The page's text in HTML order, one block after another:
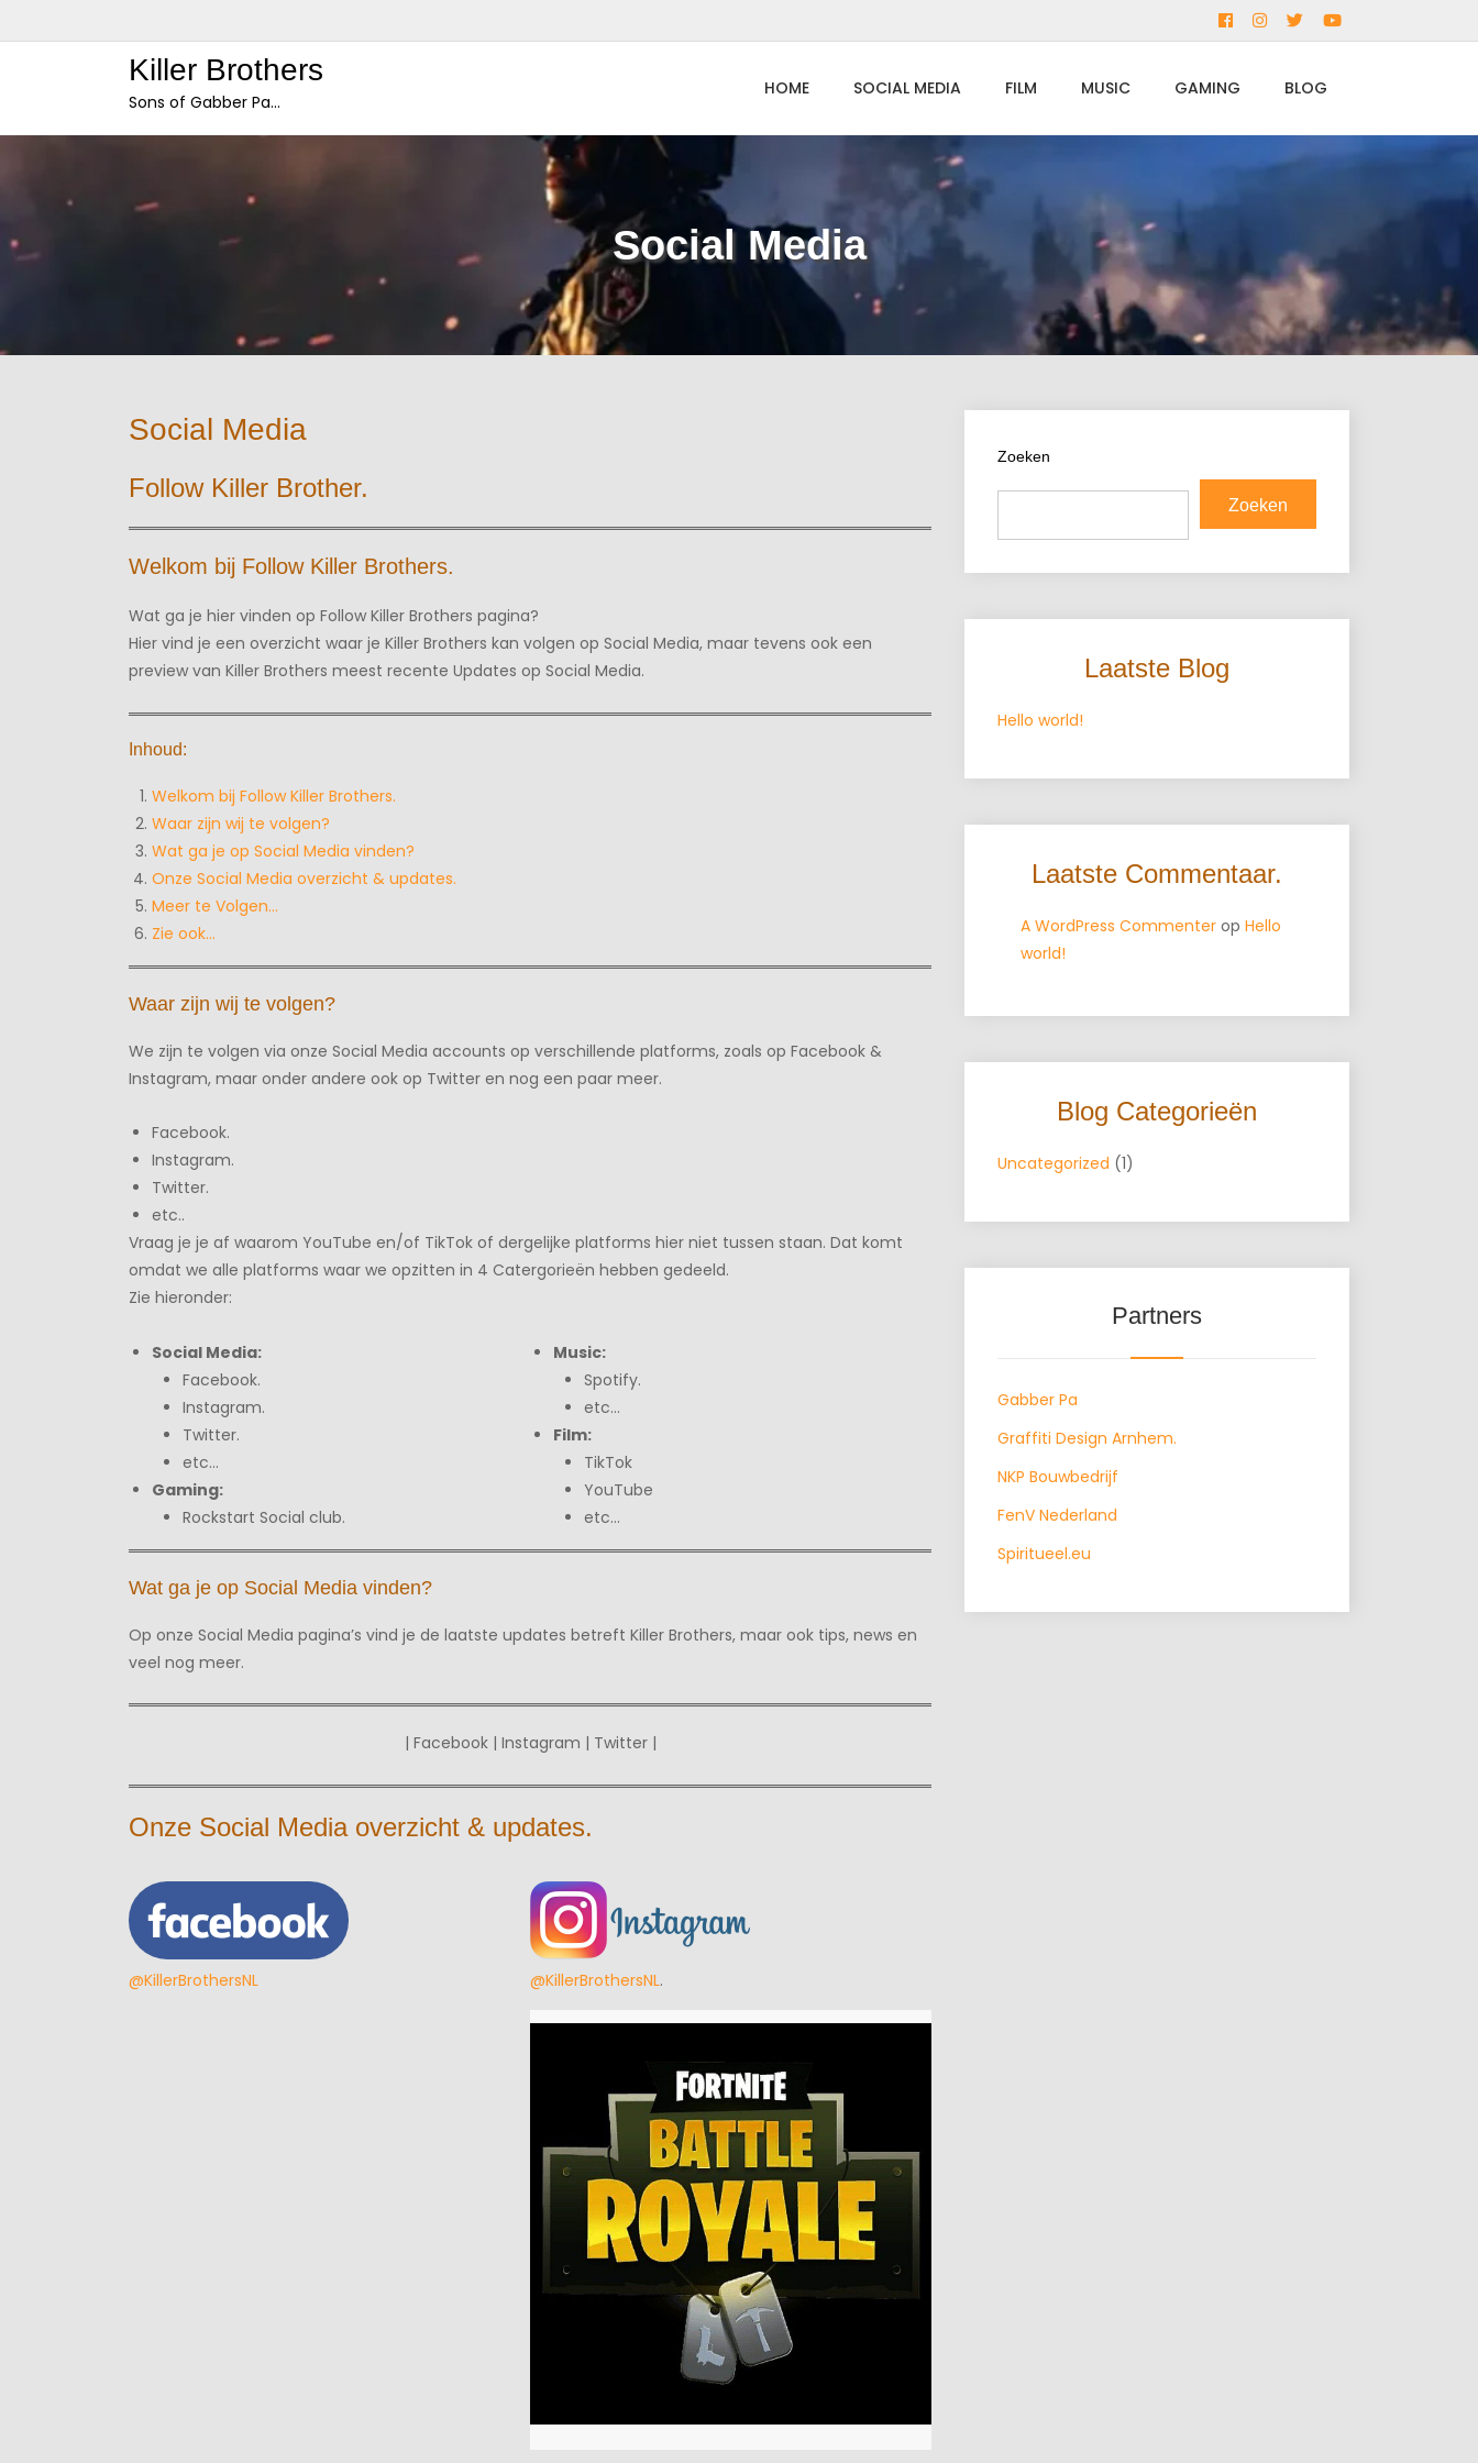
to
FacebookInstagram
TwitterYouTube
Killer Brothers
Sons of Gabber Pa…
HOME SOCIAL MEDIA FILM MUSIC GAMING BLOG
Social Media
Social Media
Follow Killer Brother.
Welkom bij Follow Killer Brothers.
Wat ga je hier vinden op Follow Killer Brothers pagina?
Hier vind je een overzicht waar je Killer Brothers kan volgen op Social Media, maar tevens ook een
preview van Killer Brothers meest recente Updates op Social Media.
Inhoud:
Welkom bij Follow Killer Brothers.
Waar zijn wij te volgen?
Wat ga je op Social Media vinden?
Onze Social Media overzicht & updates.
Meer te Volgen…
Zie ook…
Waar zijn wij te volgen?
We zijn te volgen via onze Social Media accounts op verschillende platforms, zoals op Facebook &
Instagram, maar onder andere ook op Twitter en nog een paar meer.
Facebook.
Instagram.
Twitter.
etc..
Vraag je je af waarom YouTube en/of TikTok of dergelijke platforms hier niet tussen staan. Dat komt
omdat we alle platforms waar we opzitten in 4 Catergorieën hebben gedeeld.
Zie hieronder:
Social Media:
Facebook.
Instagram.
Twitter.
etc…
Gaming:
Rockstart Social club.
Music:
Spotify.
etc…
Film:
TikTok
YouTube
etc…
Wat ga je op Social Media vinden?
Op onze Social Media pagina’s vind je de laatste updates betreft Killer Brothers, maar ook tips, news en
veel nog meer.
| Facebook | Instagram | Twitter |
Onze Social Media overzicht & updates.
@KillerBrothersNL @KillerBrothersNL.
Zoeken
Zoeken
Laatste Blog
Hello world!
Laatste Commentaar.
A WordPress Commenter op Hello
world!
Blog Categorieën
Uncategorized (1)
Partners
Gabber Pa
Graffiti Design Arnhem.
NKP Bouwbedrijf
FenV Nederland
Spiritueel.eu